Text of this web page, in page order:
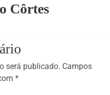
Côrtes
será publicado. Campos
*